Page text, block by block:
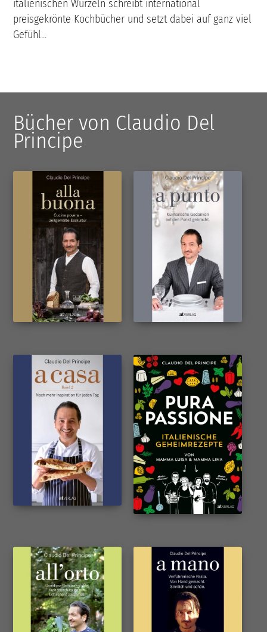
italienischen Wurzeln schreibt international
preisgekrönte Kochbücher und setzt dabei auf ganz viel
Gefühl...
Bücher von Claudio Del
Principe